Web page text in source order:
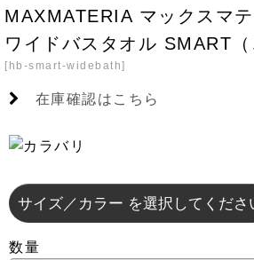
MAXMATERIA マックスマ
ワイドバスタオル SMART（
[ hb-smart-widebath]
在庫確認はこちら
サイズ／カラー を選択してくださ
数量